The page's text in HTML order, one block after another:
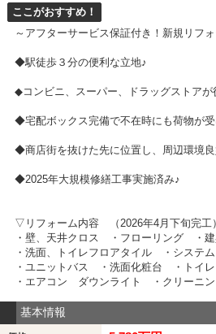
ここがおすすめ！
～アフターサービス保証付き！新規リフ
◆駅徒歩３分の便利な立地♪
◆コンビニ、スーパー、ドラッグストアが
◆宅配ボックス完備で不在時にも荷物が
◆商店街を抜けた先に位置し、周辺環境良
◆2025年大規模修繕工事実施済み♪
▽リフォーム内容 （2026年4月下旬完工）
・壁、天井クロス ・フローリング ・
・洗面、トイレフロアタイル ・システ
・ユニットバス ・洗面化粧台 ・トイレ
・エアコン ダウンライト ・クリーニ
基本情報